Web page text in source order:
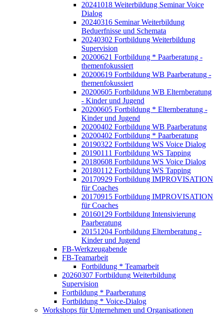
20241018 Weiterbildung Seminar Voice
Dialog
20240316 Seminar Weiterbildung
Beduerfnisse und Schemata
20240302 Fortbildung Weiterbildung
Supervision
20200621 Fortbildung * Paarberatung -
themenfokussiert
20200619 Fortbildung WB Paarberatung -
themenfokussiert
20200605 Fortbildung WB Elternberatung
- Kinder und Jugend
20200605 Fortbildung * Elternberatung -
Kinder und Jugend
20200402 Fortbildung WB Paarberatung
20200402 Fortbildung * Paarberatung
20190322 Fortbildung WS Voice Dialog
20190111 Fortbildung WS Tapping
20180608 Fortbildung WS Voice Dialog
20180112 Fortbildung WS Tapping
20170929 Fortbildung IMPROVISATION
für Coaches
20170915 Fortbildung IMPROVISATION
für Coaches
20160129 Fortbildung Intensivierung
Paarberatung
20151204 Fortbildung Elternberatung -
Kinder und Jugend
FB-Werkzeugabende
FB-Teamarbeit
Fortbildung * Teamarbeit
20260307 Fortbildung Weiterbildung
Supervision
Fortbildung * Paarberatung
Fortbildung * Voice-Dialog
Workshops für Unternehmen und Organisationen